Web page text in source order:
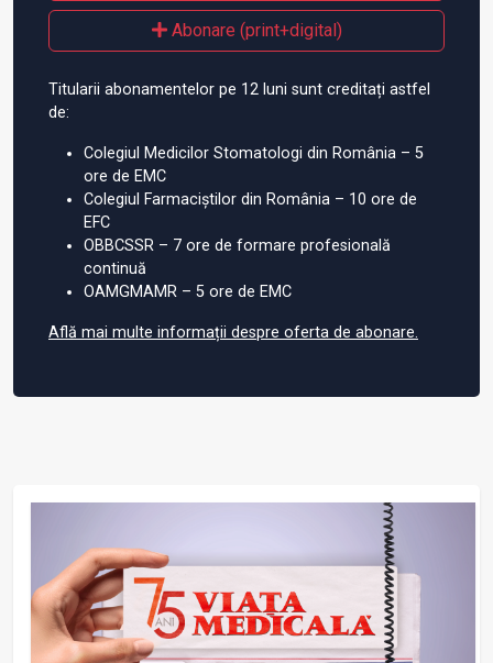
Abonare (print+digital)
Titularii abonamentelor pe 12 luni sunt creditați astfel
de:
Colegiul Medicilor Stomatologi din România – 5
ore de EMC
Colegiul Farmaciștilor din România – 10 ore de
EFC
OBBCSSR – 7 ore de formare profesională
continuă
OAMGMAMR – 5 ore de EMC
Află mai multe informații despre oferta de abonare.